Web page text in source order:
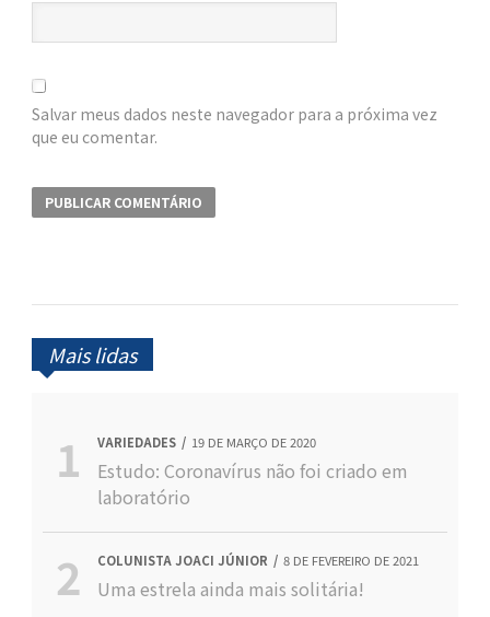
Salvar meus dados neste navegador para a próxima vez
que eu comentar.
Mais lidas
VARIEDADES 19 DE MARÇO DE 2020
Estudo: Coronavírus não foi criado em
laboratório
COLUNISTA JOACI JÚNIOR 8 DE FEVEREIRO DE 2021
Uma estrela ainda mais solitária!